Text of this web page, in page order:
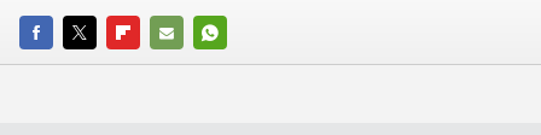
FACEBOOK
TWITTERFLIPBOARD
E-
WHATSAPP